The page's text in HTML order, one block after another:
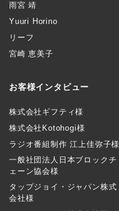
雨宮 靖
Yuuri Horino
リーフ
宮崎 恵美子
お客様インタビュー
株式会社ギフティ様
株式会社Kotohogi様
ラジオ番組制作 江上佳弥子様
一般社団法人日本ブロックチ
ェーン協会様
タップジョイ・ジャパン株式
会社様